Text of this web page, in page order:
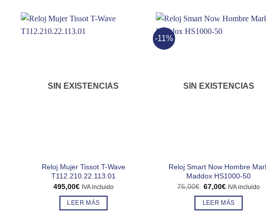
SIN EXISTENCIAS
Reloj Mujer Tissot T-Wave
T112.210.22.113.01
495,00€ IVA incluido
LEER MÁS
-11%
SIN EXISTENCIAS
Reloj Smart Now Hombre
Maddox HS1000-50
75,00€ El
original
era:
67,00€El
actual
es:
IVA incluido
LEER MÁS